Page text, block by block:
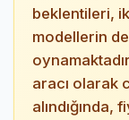
beklentileri,
modellerin
aracı olarak
alındığında,